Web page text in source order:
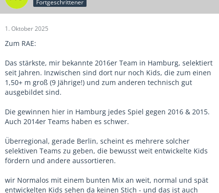
Fortgeschrittener
1. Oktober 2025
Zum RAE:
Das stärkste, mir bekannte 2016er Team in Hamburg, selektiert
seit Jahren. Inzwischen sind dort nur noch Kids, die zum einen
1,50+ m groß (9 Jährige!) und zum anderen technisch gut
ausgebildet sind.
Die gewinnen hier in Hamburg jedes Spiel gegen 2016 & 2015.
Auch 2014er Teams haben es schwer.
Überregional, gerade Berlin, scheint es mehrere solcher
selektiven Teams zu geben, die bewusst weit entwickelte Kids
fördern und andere aussortieren.
wir Normalos mit einem bunten Mix an weit, normal und spät
entwickelten Kids sehen da keinen Stich - und das ist auch